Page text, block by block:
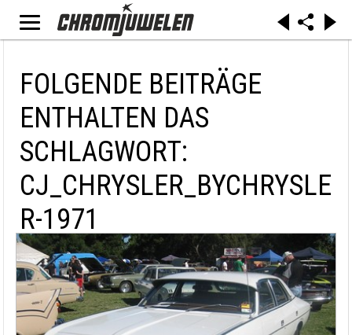
FOLGENDE BEITRÄGE
ENTHALTEN DAS
SCHLAGWORT:
CJ_CHRYSLER_BYCHRYSLE
R-1971